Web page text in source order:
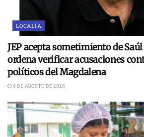
LOCALÍA
JEP acepta sometimiento de
ordena verificar acusaciones
políticos del Magdalena
6 DE AGOSTO DE 2026